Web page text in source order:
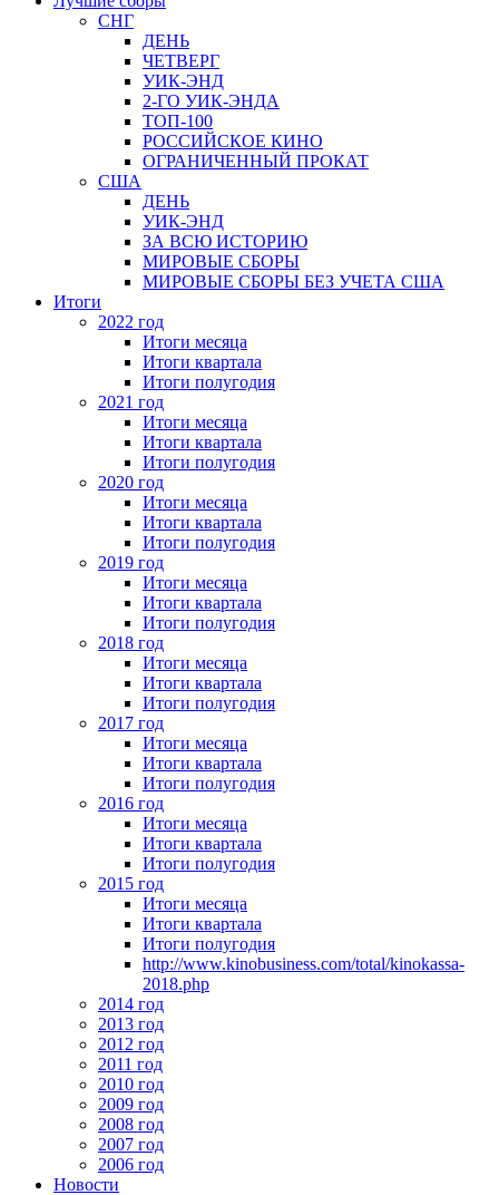
СНГ
ДЕНЬ
ЧЕТВЕРГ
УИК-ЭНД
2-ГО УИК-ЭНДА
ТОП-100
РОССИЙСКОЕ КИНО
ОГРАНИЧЕННЫЙ ПРОКАТ
США
ДЕНЬ
УИК-ЭНД
ЗА ВСЮ ИСТОРИЮ
МИРОВЫЕ СБОРЫ
МИРОВЫЕ СБОРЫ БЕЗ УЧЕТА США
Итоги
2022 год
Итоги месяца
Итоги квартала
Итоги полугодия
2021 год
Итоги месяца
Итоги квартала
Итоги полугодия
2020 год
Итоги месяца
Итоги квартала
Итоги полугодия
2019 год
Итоги месяца
Итоги квартала
Итоги полугодия
2018 год
Итоги месяца
Итоги квартала
Итоги полугодия
2017 год
Итоги месяца
Итоги квартала
Итоги полугодия
2016 год
Итоги месяца
Итоги квартала
Итоги полугодия
2015 год
Итоги месяца
Итоги квартала
Итоги полугодия
http://www.kinobusiness.com/total/kinokassa-
2018.php
2014 год
2013 год
2012 год
2011 год
2010 год
2009 год
2008 год
2007 год
2006 год
Новости